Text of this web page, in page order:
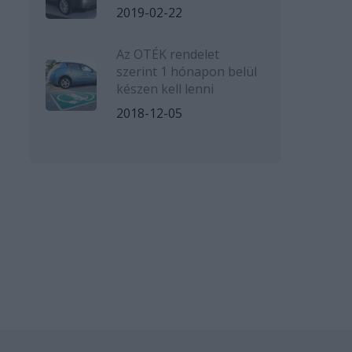
2019-02-22
Az OTÉK rendelet
szerint 1 hónapon belül
készen kell lenni
2018-12-05